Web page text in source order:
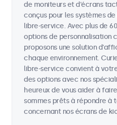
de moniteurs et d'écrans
conçus pour les systèmes
libre-service. Avec plus de
options de personnalisation
proposons une solution
chaque environnement.
libre-service convient à
des options avec nos
heureux de vous aider à
sommes prêts à répondre à
concernant nos écrans de